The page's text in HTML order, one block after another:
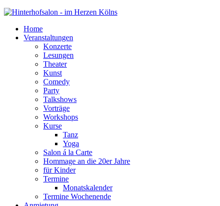
Home
Veranstaltungen
Konzerte
Lesungen
Theater
Kunst
Comedy
Party
Talkshows
Vorträge
Workshops
Kurse
Tanz
Yoga
Salon á la Carte
Hommage an die 20er Jahre
für Kinder
Termine
Monatskalender
Termine Wochenende